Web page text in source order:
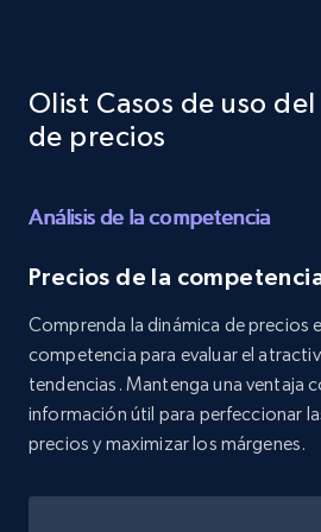
1.9K+ 322+
Etsy - Collects data from
Reviews count shop, Reviews
1.9K+
Olist Casos de uso
de precios
Análisis de la competencia
Precios de la
Comprenda la dinámica de precios
competencia para evaluar el
tendencias. Mantenga una ventaja
información útil para perfeccionar
precios y maximizar los márgenes.